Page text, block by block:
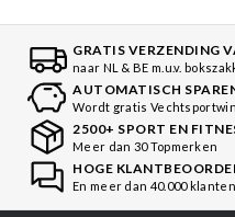
GRATIS VERZENDING
naar NL & BE m.u.v.
AUTOMATISCH
Wordt gratis
2500+ SPORT EN
Meer dan 30 Topmerken
HOGE
En meer dan 40.000 klanten